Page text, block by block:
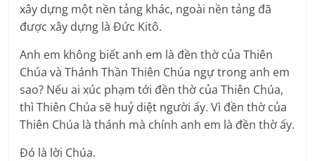
xây dựng một nền tảng khác, ngoài nền tảng đã
được xây dựng là Ðức Kitô.
Anh em không biết anh em là đền thờ của Thiên
Chúa và Thánh Thần Thiên Chúa ngự trong anh em
sao? Nếu ai xúc phạm tới đền thờ của Thiên Chúa,
thì Thiên Chúa sẽ huỷ diệt người ấy. Vì đền thờ của
Thiên Chúa là thánh mà chính anh em là đền thờ ấy.
Ðó là lời Chúa.